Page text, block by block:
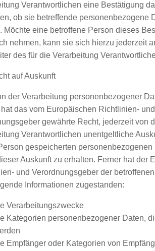
Verantwortlichen eine Bestätigung
ob sie betreffende personenbezogene
Möchte eine betroffene Person dieses
nehmen, kann sie sich hierzu jederzeit
des für die Verarbeitung
auf Auskunft
der Verarbeitung personenbezogener
das vom Europäischen Richtlinien- und
gewährte Recht, jederzeit von
Verantwortlichen unentgeltliche
gespeicherten
Auskunft zu erhalten. Ferner hat der
und Verordnungsgeber der
Informationen zugestanden:
Verarbeitungszwecke
Kategorien personenbezogener Daten,
Empfänger oder Kategorien von